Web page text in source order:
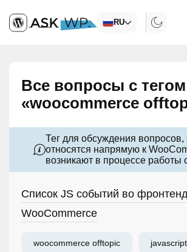
RU
Все вопросы с тегом
«woocommerce
Тег для обсуждения вопросов,
относятся напрямую к
возникают в процессе работы
Список JS событий во
WooCommerce
woocommerce offtopic javascript